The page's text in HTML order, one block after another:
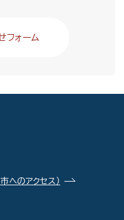
フォーム
市へのアクセス）